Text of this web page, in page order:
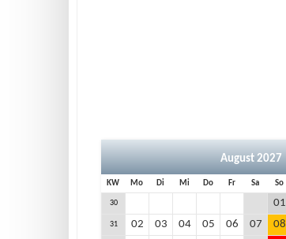
August 2027
KW Mo Di Mi Do Fr Sa So
30 01
31 02 03 04 05 06 07 08